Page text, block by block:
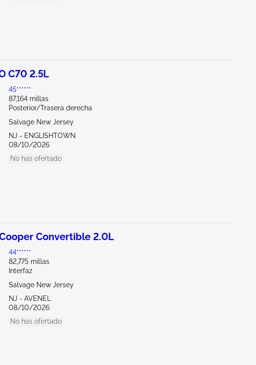
C70 2.5L
45******
87,164 millas
Posterior/Trasera derecha
Salvage New Jersey
NJ - ENGLISHTOWN
08/10/2026
No has ofertado
Convertible 2.0L
44******
82,775 millas
Interfaz
Salvage New Jersey
NJ - AVENEL
08/10/2026
No has ofertado